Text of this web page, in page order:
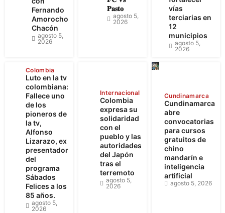
Fernando
Amorocho
Chacón
agosto 5,
2026
𝐏𝐚𝐬𝐭𝐨
agosto 5,
2026
vías
terciarias en
12
municipios
agosto 5,
2026
Colombia
Luto en la tv
colombiana:
Fallece uno
de los
pioneros de
la tv,
Alfonso
Lizarazo, ex
presentador
del
programa
Sábados
Felices a los
85 años.
agosto 5,
2026
Internacional
Colombia
expresa su
solidaridad
con el
pueblo y las
autoridades
del Japón
tras el
terremoto
agosto 5,
2026
Cundinamarca
Cundinamarca
abre
convocatorias
para cursos
gratuitos de
chino
mandarín e
inteligencia
artificial
agosto 5, 2026